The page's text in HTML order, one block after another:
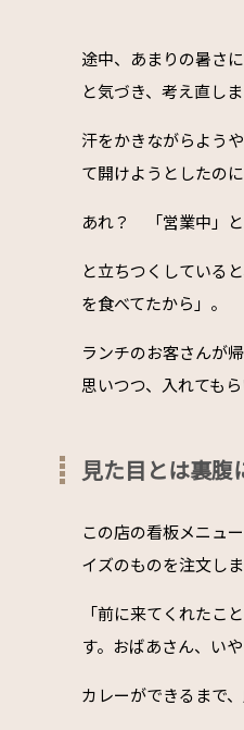
途中、あまりの暑さ
と気づき、考え直しま
汗をかきながらよう
て開けようとしたの
あれ？ 「営業中」
と立ちつくしている
を食べてたから」。
ランチのお客さんが
思いつつ、入れても
見た目とは裏腹
この店の看板メニュ
イズのものを注文しま
「前に来てくれたこ
す。おばあさん、い
カレーができるまで